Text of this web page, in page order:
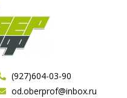
(927)604-03-90
od.oberprof@inbox.ru